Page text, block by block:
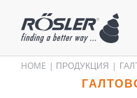
HOME ПРОДУКЦИЯ